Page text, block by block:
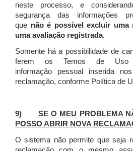
neste processo, e
segurança das informações
que não é possível excluir uma
uma avaliação registrada.
Somente há a possibilidade de
ferem os Temos de Uso
informação pessoal inserida
reclamação, conforme Política de
9) SE O MEU PROBLEMA
POSSO ABRIR NOVA
O sistema não permite que seja